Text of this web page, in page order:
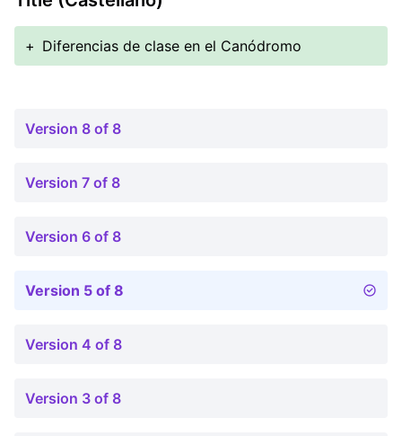
+ Diferencias de clase en el Canódromo
Version 8 of 8
Version 7 of 8
Version 6 of 8
Version 5 of 8
Version 4 of 8
Version 3 of 8